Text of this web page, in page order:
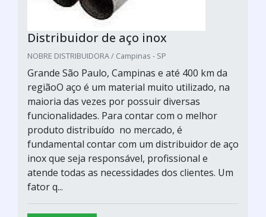
Distribuidor de aço inox
NOBRE DISTRIBUIDORA / Campinas - SP
Grande São Paulo, Campinas e até 400 km da
regiãoO aço é um material muito utilizado, na
maioria das vezes por possuir diversas
funcionalidades. Para contar com o melhor
produto distribuído no mercado, é
fundamental contar com um distribuidor de aço
inox que seja responsável, profissional e
atende todas as necessidades dos clientes. Um
fator q...